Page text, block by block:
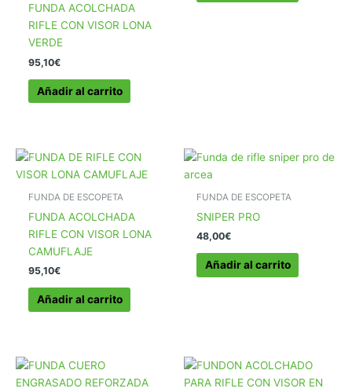
FUNDA ACOLCHADA
RIFLE CON VISOR LONA
VERDE
95,10€
Añadir al carrito
FUNDA DE ESCOPETA
FUNDA ACOLCHADA
RIFLE CON VISOR LONA
CAMUFLAJE
95,10€
Añadir al carrito
FUNDA DE ESCOPETA
SNIPER PRO
48,00€
Añadir al carrito